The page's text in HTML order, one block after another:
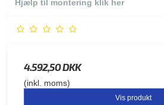
Hjælp til montering klik her
4.592,50 DKK
(inkl. moms)
Vis produkt